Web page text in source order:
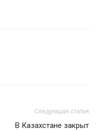
Следующая статья
В Казахстане закрыт